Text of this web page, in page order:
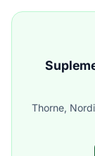
Thorne,